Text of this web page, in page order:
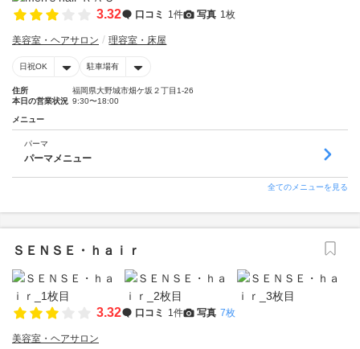
3.32 口コミ 1件 写真 1枚
美容室・ヘアサロン 理容室・床屋
日祝OK 駐車場有
住所
福岡県大野城市畑ケ坂２丁目1-26
本日の営業状況 9:30〜18:00
メニュー
パーマ
パーマメニュー
全てのメニューを見る
ＳＥＮＳＥ・ｈａｉｒ
3.32 口コミ 1件 写真 7枚
美容室・ヘアサロン